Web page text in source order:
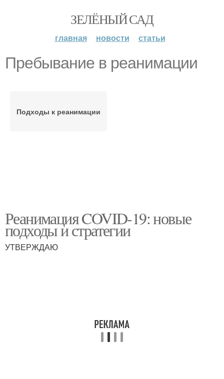
ЗЕЛЁНЫЙ САД
главная новости статьи
Пребывание в реанимации
Подходы к реанимации
Реанимация COVID-19: новые
подходы и стратегии
УТВЕРЖДАЮ